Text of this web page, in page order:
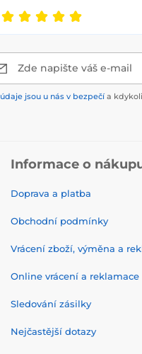
Zde napište váš e-mail
údaje jsou u nás v bezpečí a
Informace o
Doprava a platba
Obchodní podmínky
Vrácení zboží, výměna a
Online vrácení a reklamace
Sledování zásilky
Nejčastější dotazy